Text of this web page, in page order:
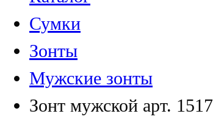
Сумки
Зонты
Мужские зонты
Зонт мужской арт. 1517